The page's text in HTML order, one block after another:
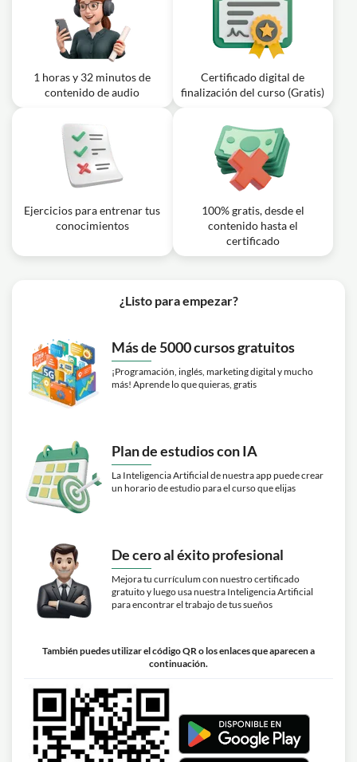
1 horas y 32 minutos de
contenido de audio
Certificado digital de
finalización del curso (Gratis)
Ejercicios para entrenar tus
conocimientos
100% gratis, desde el
contenido hasta el
certificado
¿Listo para empezar?
Más de 5000 cursos gratuitos
¡Programación, inglés, marketing digital y mucho
más! Aprende lo que quieras, gratis
Plan de estudios con IA
La Inteligencia Artificial de nuestra app puede crear
un horario de estudio para el curso que elijas
De cero al éxito profesional
Mejora tu currículum con nuestro certificado
gratuito y luego usa nuestra Inteligencia Artificial
para encontrar el trabajo de tus sueños
También puedes utilizar el código QR o los enlaces que aparecen a
continuación.